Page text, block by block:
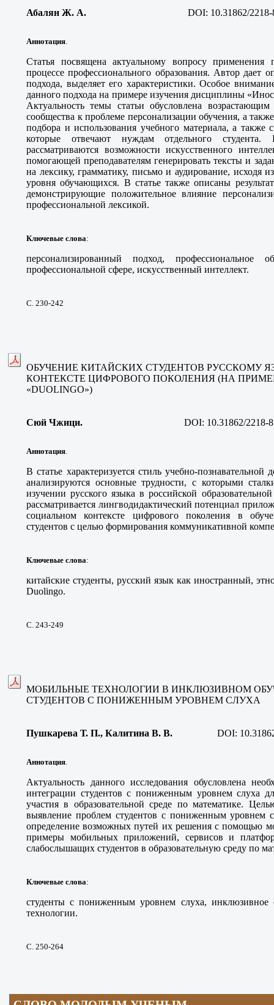
Абалян Ж. А. DOI: 10.31862/
Аннотация.
Статья посвящена актуальному вопросу применения
процессе профессионального образования. Автор дает
подхода, выделяет его характеристики. Особое
данного подхода на примере изучения дисциплины
Актуальность темы статьи обусловлена
сообщества к проблеме персонализации обучения, а
подбора и использования учебного материала, а
которые отвечают нуждам отдельного
рассматриваются возможности искусственного
помогающей преподавателям генерировать тексты и
на лексику, грамматику, письмо и аудирование, исходя
уровня обучающихся. В статье также описаны
демонстрирующие положительное влияние
профессиональной лексикой.
Ключевые слова:
персонализированный подход, профессиональное
профессиональной сфере, искусственный интеллект.
С. 230-242
ОБУЧЕНИЕ КИТАЙСКИХ СТУДЕНТОВ РУССКОМУ
КОНТЕКСТЕ ЦИФРОВОГО ПОКОЛЕНИЯ (НА
«DUOLINGO»)
Сюй Чжици. DOI: 10.31862/2218-
Аннотация.
В статье характеризуется стиль учебно-познавательной
анализируются основные трудности, с которыми
изучении русского языка в российской
рассматривается лингводидактический потенциал
социальном контексте цифрового поколения в
студентов с целью формирования коммуникативной
Ключевые слова:
китайские студенты, русский язык как иностранный,
Duolingo.
С. 243-249
МОБИЛЬНЫЕ ТЕХНОЛОГИИ В ИНКЛЮЗИВНОМ
СТУДЕНТОВ С ПОНИЖЕННЫМ УРОВНЕМ СЛУХА
Пушкарева Т. П., Калитина В. В. DOI:
Аннотация.
Актуальность данного исследования обусловлена
интеграции студентов с пониженным уровнем слуха
участия в образовательной среде по математике.
выявление проблем студентов с пониженным уровнем
определение возможных путей их решения с помощью
примеры мобильных приложений, сервисов и
слабослышащих студентов в образовательную среду по
Ключевые слова:
студенты с пониженным уровнем слуха, инклюзивное
технологии.
С. 250-264